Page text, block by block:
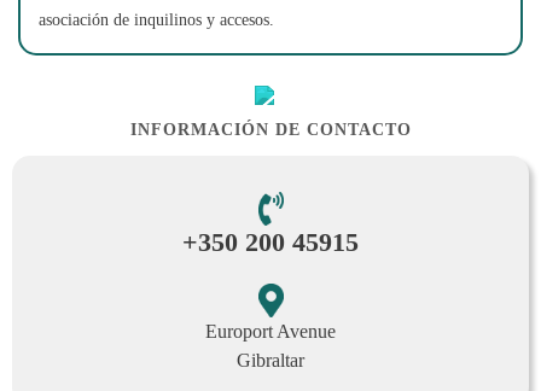
asociación de inquilinos y accesos.
INFORMACIÓN DE CONTACTO
+350 200 45915
Europort Avenue
Gibraltar